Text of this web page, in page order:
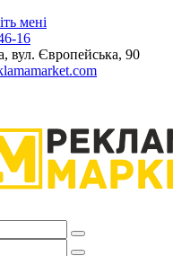
мені
16
вул. Європейська, 90